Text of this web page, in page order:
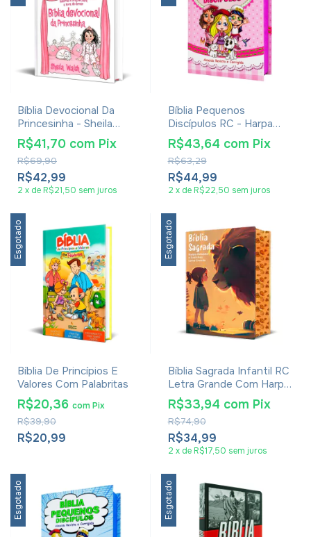
Bíblia Devocional Da
Princesinha - Sheila
Walsh
R$42,99
R$69,90
R$41,70 com Pix
2 x de R$21,50 sem juros
Bíblia Pequenos
Discípulos RC - Harpa
Avivada E Corinhos -
Rosa
R$44,99
R$63,29
R$43,64 com Pix
2 x de R$22,50 sem juros
Esgotado
Bíblia De Princípios E
Valores Com Palabritas
R$20,99
R$39,90
R$20,36 comPix
Esgotado
Bíblia Sagrada Infantil RC
Letra Grande Com Harpa
Avivada E Corinhos Capa
Dura Pequena Leão
Criança
R$34,99
R$74,90
R$33,94 com Pix
2 x de R$17,50 sem juros
Esgotado Esgotado